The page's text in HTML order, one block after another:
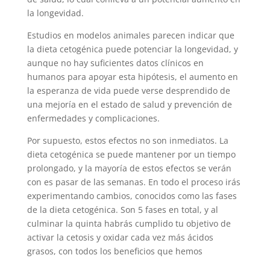
la longevidad.
Estudios en modelos animales parecen indicar que
la dieta cetogénica puede potenciar la longevidad, y
aunque no hay suficientes datos clínicos en
humanos para apoyar esta hipótesis, el aumento en
la esperanza de vida puede verse desprendido de
una mejoría en el estado de salud y prevención de
enfermedades y complicaciones.
Por supuesto, estos efectos no son inmediatos. La
dieta cetogénica se puede mantener por un tiempo
prolongado, y la mayoría de estos efectos se verán
con es pasar de las semanas. En todo el proceso irás
experimentando cambios, conocidos como las fases
de la dieta cetogénica. Son 5 fases en total, y al
culminar la quinta habrás cumplido tu objetivo de
activar la cetosis y oxidar cada vez más ácidos
grasos, con todos los beneficios que hemos